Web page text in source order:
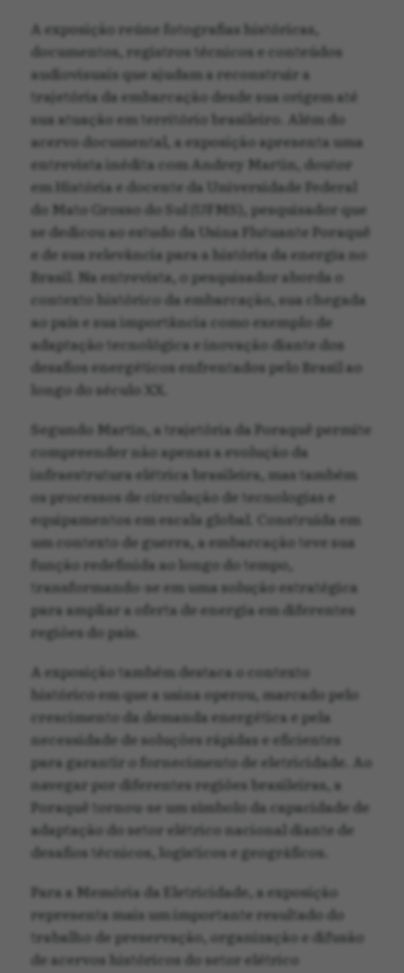
A exposição reúne fotografias históricas,
documentos, registros técnicos e conteúdos
audiovisuais que ajudam a reconstruir a
trajetória da embarcação desde sua origem até
sua atuação em território brasileiro. Além do
acervo documental, a exposição apresenta uma
entrevista inédita com Andrey Martin, doutor
em História e docente da Universidade Federal
do Mato Grosso do Sul (UFMS), pesquisador que
se dedicou ao estudo da Usina Flutuante Poraquê
e de sua relevância para a história da energia no
Brasil. Na entrevista, o pesquisador aborda o
contexto histórico da embarcação, sua chegada
ao país e sua importância como exemplo de
adaptação tecnológica e inovação diante dos
desafios energéticos enfrentados pelo Brasil ao
longo do século XX.
Segundo Martin, a trajetória da Poraquê permite
compreender não apenas a evolução da
infraestrutura elétrica brasileira, mas também
os processos de circulação de tecnologias e
equipamentos em escala global. Construída em
um contexto de guerra, a embarcação teve sua
função redefinida ao longo do tempo,
transformando-se em uma solução estratégica
para ampliar a oferta de energia em diferentes
regiões do país.
A exposição também destaca o contexto
histórico em que a usina operou, marcado pelo
crescimento da demanda energética e pela
necessidade de soluções rápidas e eficientes
para garantir o fornecimento de eletricidade. Ao
navegar por diferentes regiões brasileiras, a
Poraquê tornou-se um símbolo da capacidade de
adaptação do setor elétrico nacional diante de
desafios técnicos, logísticos e geográficos.
Para a Memória da Eletricidade, a exposição
representa mais um importante resultado do
trabalho de preservação, organização e difusão
de acervos históricos do setor elétrico